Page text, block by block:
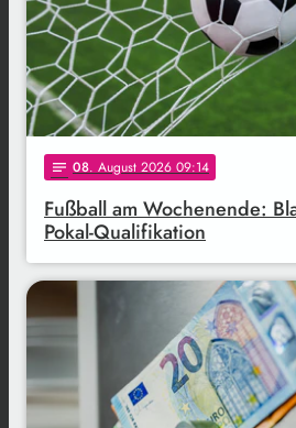
notes 08. August 2026 09:14
Fußball am Wochenende:
Pokal-Qualifikation